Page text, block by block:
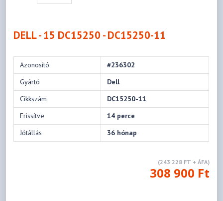
DELL - 15 DC15250 - DC15250-11
Azonosító
#236302
Gyártó
Dell
Cikkszám
DC15250-11
Frissítve
14 perce
Jótállás
36 hónap
(243 228 FT + ÁFA)
308 900 Ft